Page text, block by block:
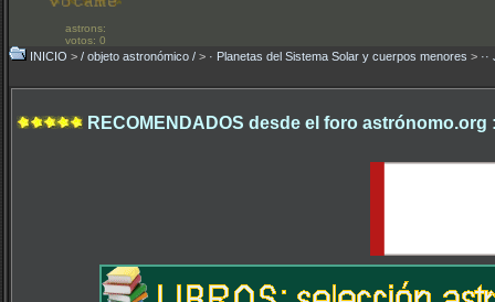
astrons:
votos: 0
INICIO > / objeto astronómico / > · Planetas del Sistema Solar y cuerpos menores >
RECOMENDADOS desde el foro astrónomo.org